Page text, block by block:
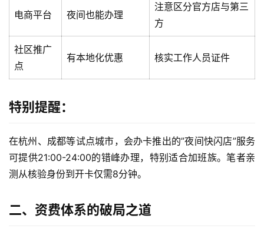
电商平台 夜间也能办理
注意区分官方店与第三
方
社区推广
点
有本地化优惠 核实工作人员证件
特别提醒：
在杭州、成都等试点城市，会办卡推出的”夜间快闪店”服务
可提供21:00-24:00的错峰办理，特别适合加班族。笔者亲
测从核验身份到开卡仅需8分钟。
二、资费体系的破局之道